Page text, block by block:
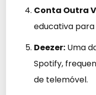
Conta Outra
educativa
Deezer: Uma
Spotify,
de telemóvel.